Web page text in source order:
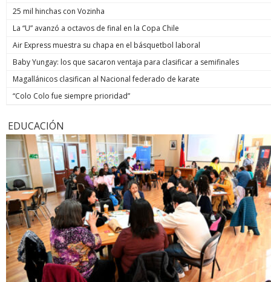
25 mil hinchas con Vozinha
La “U” avanzó a octavos de final en la Copa Chile
Air Express muestra su chapa en el básquetbol laboral
Baby Yungay: los que sacaron ventaja para clasificar a semifinales
Magallánicos clasifican al Nacional federado de karate
“Colo Colo fue siempre prioridad”
EDUCACIÓN